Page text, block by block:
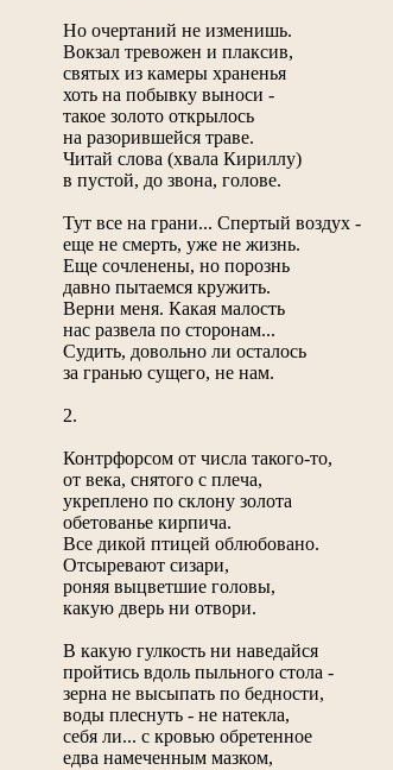
Но очертаний не изменишь.
Вокзал тревожен и плаксив,
святых из камеры храненья
хоть на побывку выноси -
такое золото открылось
на разорившейся траве.
Читай слова (хвала Кириллу)
в пустой, до звона, голове.
Тут все на грани... Спертый воздух -
еще не смерть, уже не жизнь.
Еще сочленены, но порознь
давно пытаемся кружить.
Верни меня. Какая малость
нас развела по сторонам...
Судить, довольно ли осталось
за гранью сущего, не нам.
2.
Контрфорсом от числа такого-то,
от века, снятого с плеча,
укреплено по склону золота
обетованье кирпича.
Все дикой птицей облюбовано.
Отсыревают сизари,
роняя выцветшие головы,
какую дверь ни отвори.
В какую гулкость ни наведайся
пройтись вдоль пыльного стола -
зерна не высыпать по бедности,
воды плеснуть - не натекла,
себя ли... с кровью обретенное
едва намеченным мазком,